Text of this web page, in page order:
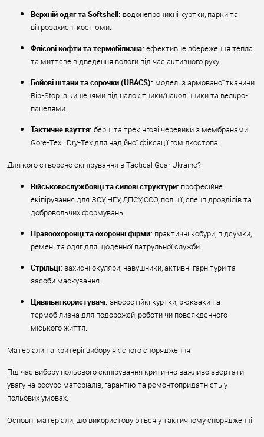
Верхній одяг та Softshell: водонепроникні куртки, парки та
вітрозахисні костюми.
Флісові кофти та термобілизна: ефективне збереження тепла
та миттєве відведення вологи під час активного руху.
Бойові штани та сорочки (UBACS): моделі з армованої тканини
Rip-Stop із кишенями під налокітники/наколінники та велкро-
панелями.
Тактичне взуття: берці та трекінгові черевики з мембранами
Gore-Tex і Dry-Tex для надійної фіксації гомілкостопа.
Для кого створене екіпірування в Tactical Gear Ukraine?
Військовослужбовці та силові структури: професійне
екіпірування для ЗСУ, НГУ, ДПСУ, ССО, поліції, спецпідрозділів та
добровольчих формувань.
Правоохоронці та охоронні фірми: практичні кобури, підсумки,
ремені та одяг для щоденної патрульної служби.
Стрільці: захисні окуляри, навушники, активні гарнітури та
засоби маскування.
Цивільні користувачі: зносостійкі куртки, рюкзаки та
термобілизна для подорожей, роботи чи повсякденного
міського життя.
Матеріали та критерії вибору якісного спорядження
Під час вибору польового екіпірування критично важливо звертати
увагу на ресурс матеріалів, гарантію та ремонтопридатність у
польових умовах.
Основні матеріали, що використовуються у тактичному спорядженні